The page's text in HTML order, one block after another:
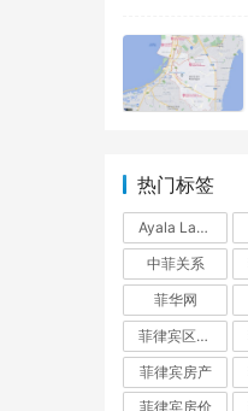
热门标签
Ayala Land
中菲关系
菲华网
菲律宾区域指南
菲律宾房产
菲律宾房价